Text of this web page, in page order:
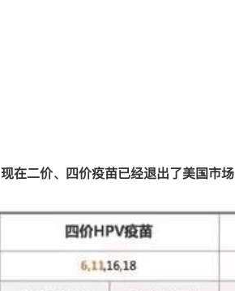
现在二价、四价疫苗已经退出了美国市场